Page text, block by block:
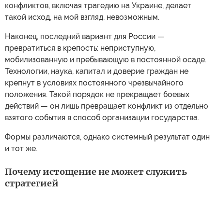
конфликтов, включая трагедию на Украине, делает
такой исход, на мой взгляд, невозможным.
Наконец, последний вариант для России —
превратиться в крепость: неприступную,
мобилизованную и пребывающую в постоянной осаде.
Технологии, наука, капитал и доверие граждан не
крепнут в условиях постоянного чрезвычайного
положения. Такой порядок не прекращает боевых
действий — он лишь превращает конфликт из отдельно
взятого события в способ организации государства.
Формы различаются, однако системный результат один
и тот же.
Почему истощение не может служить
стратегией